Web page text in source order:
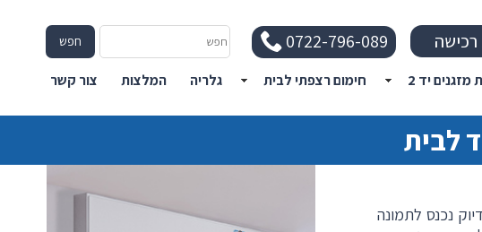
רכישה 0722-796-089 חפש חפש
מזגנים יד 2 חימום רצפתי לבית גלריה המלצות צור קשר
לבית
נכנס לתמונה